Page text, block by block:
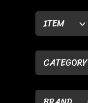
ITEM
CATEGORY